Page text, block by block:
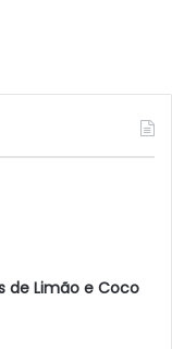
de Limão e Coco